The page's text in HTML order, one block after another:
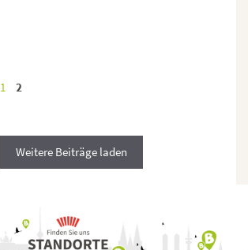
Seite
1 Seite
2
Weitere Beiträge laden